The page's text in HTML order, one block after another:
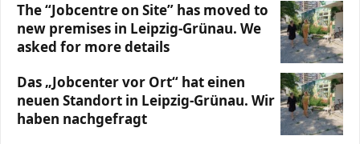
The “Jobcentre on Site” has moved to
new premises in Leipzig-Grünau. We
asked for more details
Das „Jobcenter vor Ort“ hat einen
neuen Standort in Leipzig-Grünau. Wir
haben nachgefragt